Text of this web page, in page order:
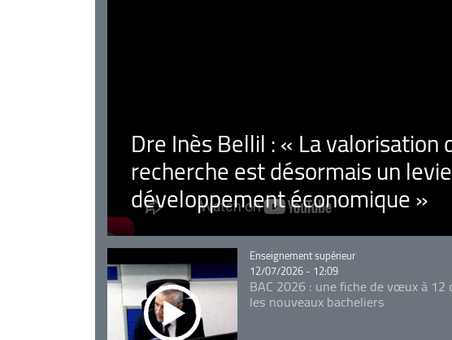
Dre Inès Bellil : « La valorisation
recherche est désormais un
développement économique »
Catégorie
Enseignement supérieur
12/07/2026 - 12:09
BAC 2026 : une fiche de vœux à 12
les nouveaux bacheliers